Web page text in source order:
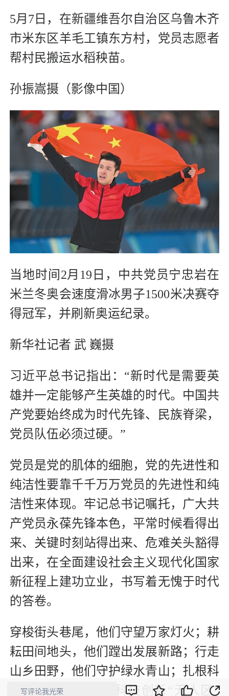
5月7日，在新疆维吾尔自治区乌鲁木齐
市米东区羊毛工镇东方村，党员志愿者
帮村民搬运水稻秧苗。
孙振嵩摄（影像中国）
当地时间2月19日，中共党员宁忠岩在
米兰冬奥会速度滑冰男子1500米决赛夺
得冠军，并刷新奥运纪录。
新华社记者 武 巍摄
习近平总书记指出：“新时代是需要英
雄并一定能够产生英雄的时代。中国共
产党要始终成为时代先锋、民族脊梁，
党员队伍必须过硬。”
党员是党的肌体的细胞，党的先进性和
纯洁性要靠千千万万党员的先进性和纯
洁性来体现。牢记总书记嘱托，广大共
产党员永葆先锋本色，平常时候看得出
来、关键时刻站得出来、危难关头豁得
出来，在全面建设社会主义现代化国家
新征程上建功立业，书写着无愧于时代
的答卷。
穿梭街头巷尾，他们守望万家灯火；耕
耘田间地头，他们蹚出发展新路；行走
山乡田野，他们守护绿水青山；扎根科
研一线，他们勇闯科技创新“无人区”
写评论我光荣